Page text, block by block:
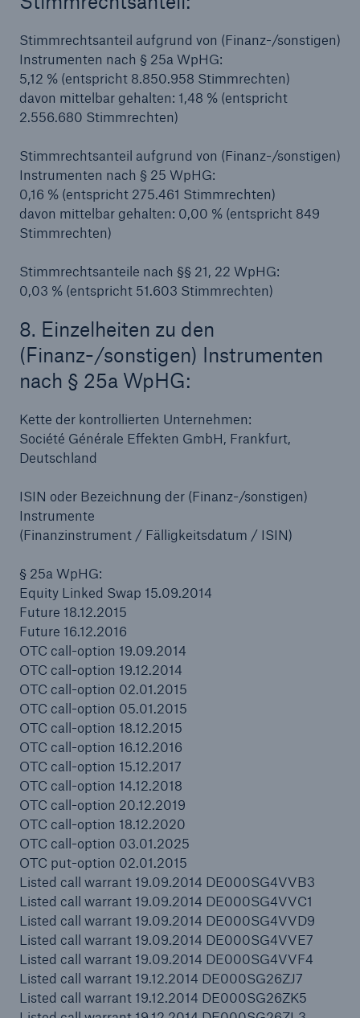
Stimmrechtsanteil aufgrund von (Finanz-/sonstigen)
Instrumenten nach § 25a WpHG:
5,12 % (entspricht 8.850.958 Stimmrechten)
davon mittelbar gehalten: 1,48 % (entspricht
2.556.680 Stimmrechten)
Stimmrechtsanteil aufgrund von (Finanz-/sonstigen)
Instrumenten nach § 25 WpHG:
0,16 % (entspricht 275.461 Stimmrechten)
davon mittelbar gehalten: 0,00 % (entspricht 849
Stimmrechten)
Stimmrechtsanteile nach §§ 21, 22 WpHG:
0,03 % (entspricht 51.603 Stimmrechten)
8. Einzelheiten zu den
(Finanz-/sonstigen) Instrumenten
nach § 25a WpHG:
Kette der kontrollierten Unternehmen:
Société Générale Effekten GmbH, Frankfurt,
Deutschland
ISIN oder Bezeichnung der (Finanz-/sonstigen)
Instrumente
(Finanzinstrument / Fälligkeitsdatum / ISIN)
§ 25a WpHG:
Equity Linked Swap 15.09.2014
Future 18.12.2015
Future 16.12.2016
OTC call-option 19.09.2014
OTC call-option 19.12.2014
OTC call-option 02.01.2015
OTC call-option 05.01.2015
OTC call-option 18.12.2015
OTC call-option 16.12.2016
OTC call-option 15.12.2017
OTC call-option 14.12.2018
OTC call-option 20.12.2019
OTC call-option 18.12.2020
OTC call-option 03.01.2025
OTC put-option 02.01.2015
Listed call warrant 19.09.2014 DE000SG4VVB3
Listed call warrant 19.09.2014 DE000SG4VVC1
Listed call warrant 19.09.2014 DE000SG4VVD9
Listed call warrant 19.09.2014 DE000SG4VVE7
Listed call warrant 19.09.2014 DE000SG4VVF4
Listed call warrant 19.12.2014 DE000SG26ZJ7
Listed call warrant 19.12.2014 DE000SG26ZK5
Lösungen
Sachdeckung durch einen leistungsfähigen
Fakten
CLARA reduziert die Wartezeit bis zur
Versicherung bis zu
50 %
Cyber
Geschätzte globale wirtschaftliche Kosten der
Internetkriminalität
600 bn
US Dollar im Jahr 2018